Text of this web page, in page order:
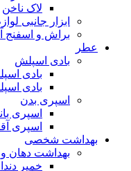
لاک ناخن
ابزار جانبی
براش و اسفنج
عطر
بادی اسپلش
بادی
بادی
اسپری بدن
اسپری
اسپری
بهداشت شخصی
بهداشت دهان و
خمیر